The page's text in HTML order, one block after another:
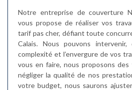
Notre entreprise de couverture
vous propose de réaliser vos
tarif pas cher, défiant toute
Calais. Nous pouvons
complexité et l’envergure de vos
vous en faire, nous proposons des
négliger la qualité de nos
votre budget, nous saurons